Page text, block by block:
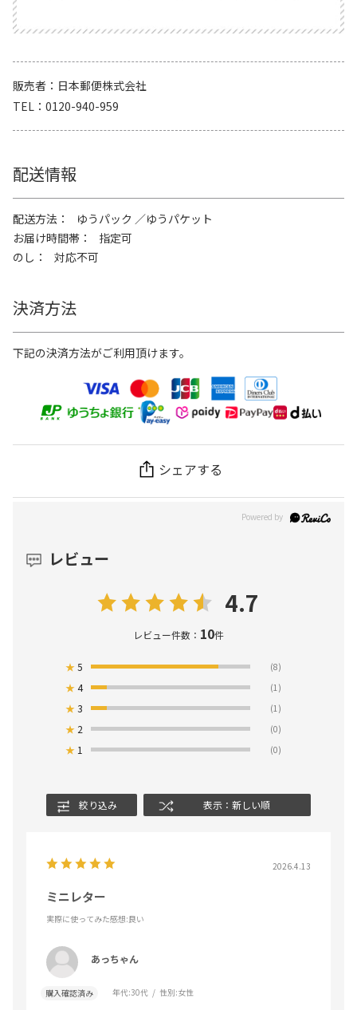
販売者
日本郵便株式会社
TEL
0120-940-959
配送情報
配送方法 ゆうパック
ゆうパケット
お届け時間帯
指定可
のし
対応不可
決済方法
下記の決済方法がご利用頂けます。
シェアする
レビュー
4.7
レビュー件数： 10件
★5 (8)
★4 (1)
★3 (1)
★ 2 (0)
★ 1 (0)
絞り込み 表示：新しい順
2026.4.13
ミニレター
実際に使ってみた感想:良い
あっちゃん
購入確認済み 年代:30代 性別:女性